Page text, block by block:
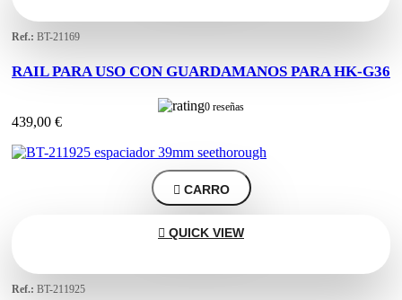
Ref.: BT-21169
RAIL PARA USO CON GUARDAMANOS PARA HK-G36
0 reseñas
439,00 €
 CARRO
 QUICK VIEW
Ref.: BT-211925